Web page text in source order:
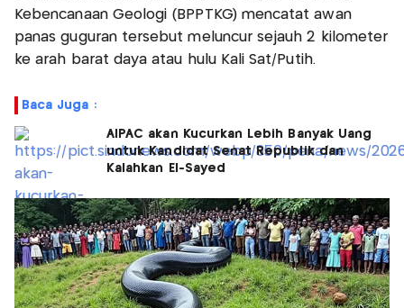
Kebencanaan Geologi (BPPTKG) mencatat awan
panas guguran tersebut meluncur sejauh 2 kilometer
ke arah barat daya atau hulu Kali Sat/Putih.
Baca Juga :
AIPAC akan Kucurkan Lebih Banyak Uang
untuk Kandidat Senat Republik dan
Kalahkan El-Sayed